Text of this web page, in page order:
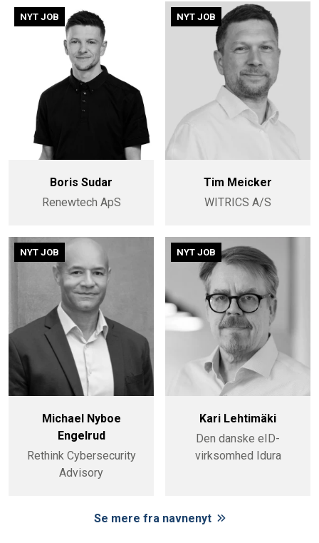
NYT JOB
Boris Sudar
Renewtech ApS
NYT JOB
Tim Meicker
WITRICS A/S
NYT JOB
Michael Nyboe
Engelrud
Rethink Cybersecurity
Advisory
NYT JOB
Kari Lehtimäki
Den danske eID-
virksomhed Idura
Se mere fra navnenyt